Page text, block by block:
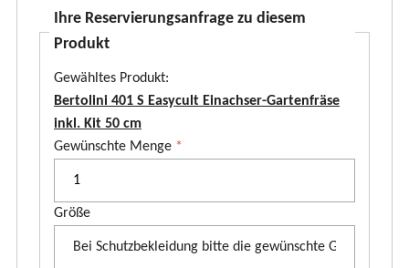
Ihre Reservierungsanfrage zu diesem
Produkt
Gewähltes Produkt:
Bertolini 401 S Easycult Einachser-Gartenfräse
inkl. Kit 50 cm
P
d
Gewünschte Menge *
Größe